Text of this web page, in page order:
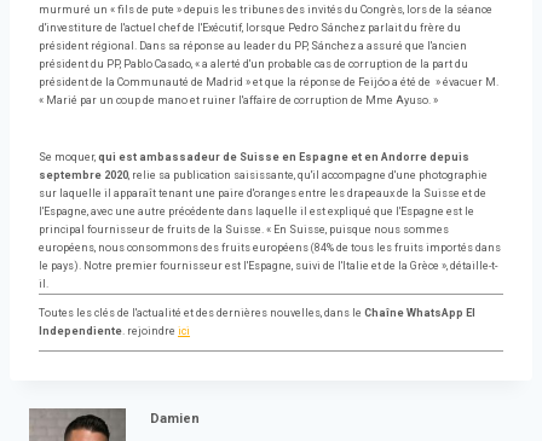
murmuré un « fils de pute » depuis les tribunes des invités du Congrès, lors de la séance
d'investiture de l'actuel chef de l'Exécutif, lorsque Pedro Sánchez parlait du frère du
président régional. Dans sa réponse au leader du PP, Sánchez a assuré que l'ancien
président du PP, Pablo Casado, « a alerté d'un probable cas de corruption de la part du
président de la Communauté de Madrid » et que la réponse de Feijóo a été de » évacuer M.
« Marié par un coup de mano et ruiner l'affaire de corruption de Mme Ayuso. »
Se moquer, qui est ambassadeur de Suisse en Espagne et en Andorre depuis
septembre 2020, relie sa publication saisissante, qu'il accompagne d'une photographie
sur laquelle il apparaît tenant une paire d'oranges entre les drapeaux de la Suisse et de
l'Espagne, avec une autre précédente dans laquelle il est expliqué que l'Espagne est le
principal fournisseur de fruits de la Suisse. « En Suisse, puisque nous sommes
européens, nous consommons des fruits européens (84% de tous les fruits importés dans
le pays). Notre premier fournisseur est l'Espagne, suivi de l'Italie et de la Grèce », détaille-t-
il.
Toutes les clés de l'actualité et des dernières nouvelles, dans le Chaîne WhatsApp El
Independiente. rejoindre ici
Damien